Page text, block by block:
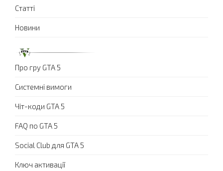
Статті
Новини
Про гру GTA 5
Системні вимоги
Чіт-коди GTA 5
FAQ по GTA 5
Social Club для GTA 5
Ключ активації